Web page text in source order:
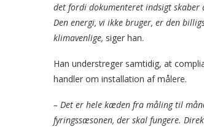
det fordi dokumenteret indsigt
Den energi, vi ikke bruger, er den
klimavenlige, siger han.
Han understreger samtidig, at
handler om installation af målere.
– Det er hele kæden fra måling til
fyringssæsonen, der skal fungere.